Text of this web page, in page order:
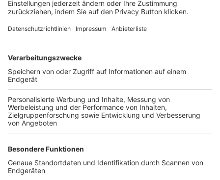
FOLGE DEM BFV
TOP-VEREINE
TOP-PARTNER